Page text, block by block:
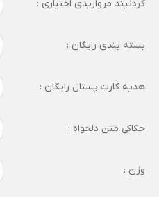
گردنبند مرواریدی اختیاری :
بسته بندی رایگان :
هدیه کارت پستال رایگان :
حکاکی متن دلخواه :
وزن :